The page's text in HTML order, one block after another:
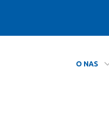
O NAS